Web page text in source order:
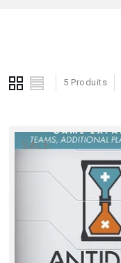
5 Produits
SALE